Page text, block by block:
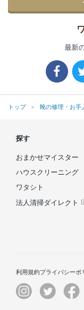
最新
トップ 靴の修理・お手
探す
おまかせマイスター
ハウスクリーニング
ワタシト
法人清掃ダイレクト
利用規約プライバシーポ